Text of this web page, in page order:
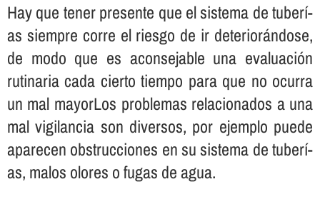
Hay que tener presente que el sistema de tuberí­
as siempre corre el riesgo de ir deteriorándose,
de modo que es aconsejable una evaluación
rutinaria cada cierto tiempo para que no ocurra
un mal mayorLos problemas relacionados a una
mal vigilancia son diversos, por ejemplo puede
aparecen obstrucciones en su sistema de tuberí­
as, malos olores o fugas de agua.